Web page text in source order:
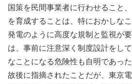
国策を民間事業者に行わせること
を育成することは、特におかしな
発電のように高度な規制と監視が
は、事前に注意深く制度設計をし
なことになる危険性も自明であっ
故後に指摘されたことだが、東京